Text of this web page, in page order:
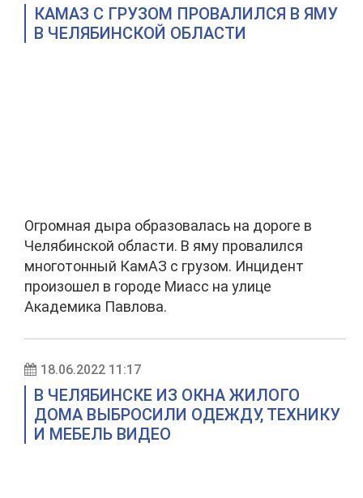
КАМАЗ С ГРУЗОМ ПРОВАЛИЛСЯ В ЯМУ
В ЧЕЛЯБИНСКОЙ ОБЛАСТИ
Огромная дыра образовалась на дороге в
Челябинской области. В яму провалился
многотонный КамАЗ с грузом. Инцидент
произошел в городе Миасс на улице
Академика Павлова.
18.06.2022 11:17
В ЧЕЛЯБИНСКЕ ИЗ ОКНА ЖИЛОГО
ДОМА ВЫБРОСИЛИ ОДЕЖДУ, ТЕХНИКУ
И МЕБЕЛЬ ВИДЕО